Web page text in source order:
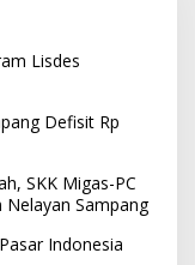
Lisdes
Defisit Rp
SKK Migas-PC
Sampang
Indonesia